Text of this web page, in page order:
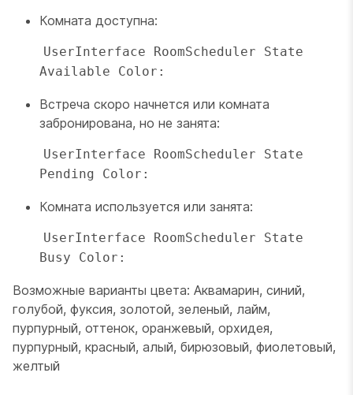
Комната доступна:
UserInterface RoomScheduler State
Available Color:
Встреча скоро начнется или комната
забронирована, но не занята:
UserInterface RoomScheduler State
Pending Color:
Комната используется или занята:
UserInterface RoomScheduler State
Busy Color:
Возможные варианты цвета: Аквамарин, синий,
голубой, фуксия, золотой, зеленый, лайм,
пурпурный, оттенок, оранжевый, орхидея,
пурпурный, красный, алый, бирюзовый, фиолетовый,
желтый